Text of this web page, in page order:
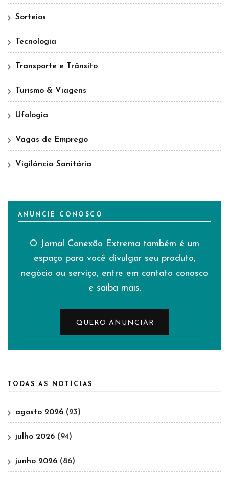
Sorteios
Tecnologia
Transporte e Trânsito
Turismo & Viagens
Ufologia
Vagas de Emprego
Vigilância Sanitária
ANUNCIE CONOSCO
O Jornal Conexão Extrema também é um
espaço para você divulgar seu produto,
negócio ou serviço, entre em contato conosco
e saiba mais.
QUERO ANUNCIAR
TODAS AS NOTÍCIAS
agosto 2026 (23)
julho 2026 (94)
junho 2026 (86)